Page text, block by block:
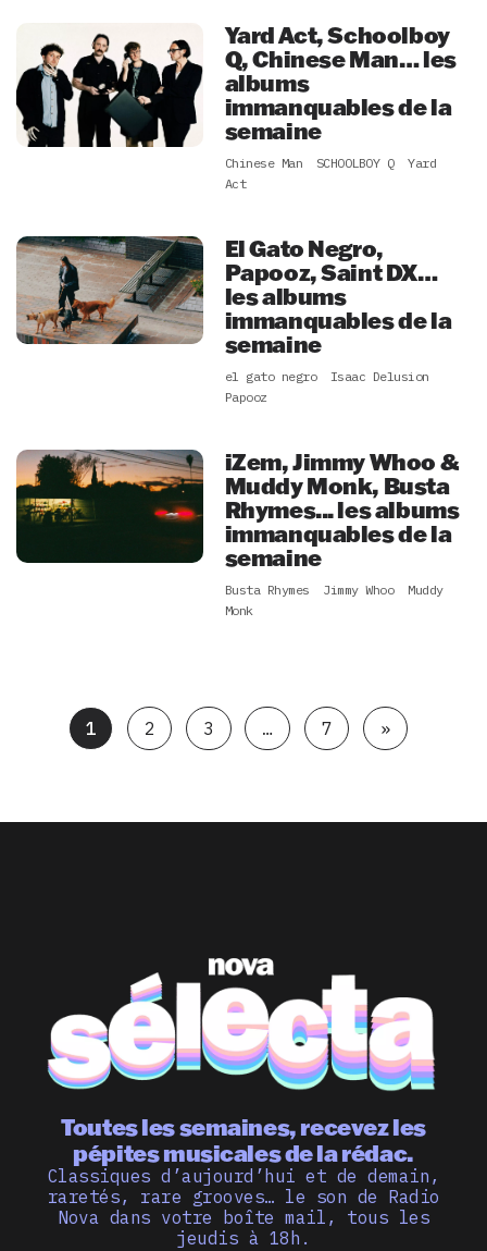
Yard Act, Schoolboy
Q, Chinese Man… les
albums
immanquables de la
semaine
Chinese Man SCHOOLBOY Q
Yard
Act
El Gato Negro,
Papooz, Saint DX…
les albums
immanquables de la
semaine
el gato negro
Isaac Delusion
Papooz
iZem, Jimmy Whoo &
Muddy Monk, Busta
Rhymes... les albums
immanquables de la
semaine
Busta Rhymes Jimmy Whoo
Muddy
Monk
1 2 3 … 7 »
Toutes les semaines, recevez les
pépites musicales de la rédac.
Classiques d’aujourd’hui et de demain,
raretés, rare grooves… le son de Radio
Nova dans votre boîte mail, tous les
jeudis à 18h.